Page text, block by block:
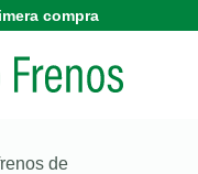
compra
de